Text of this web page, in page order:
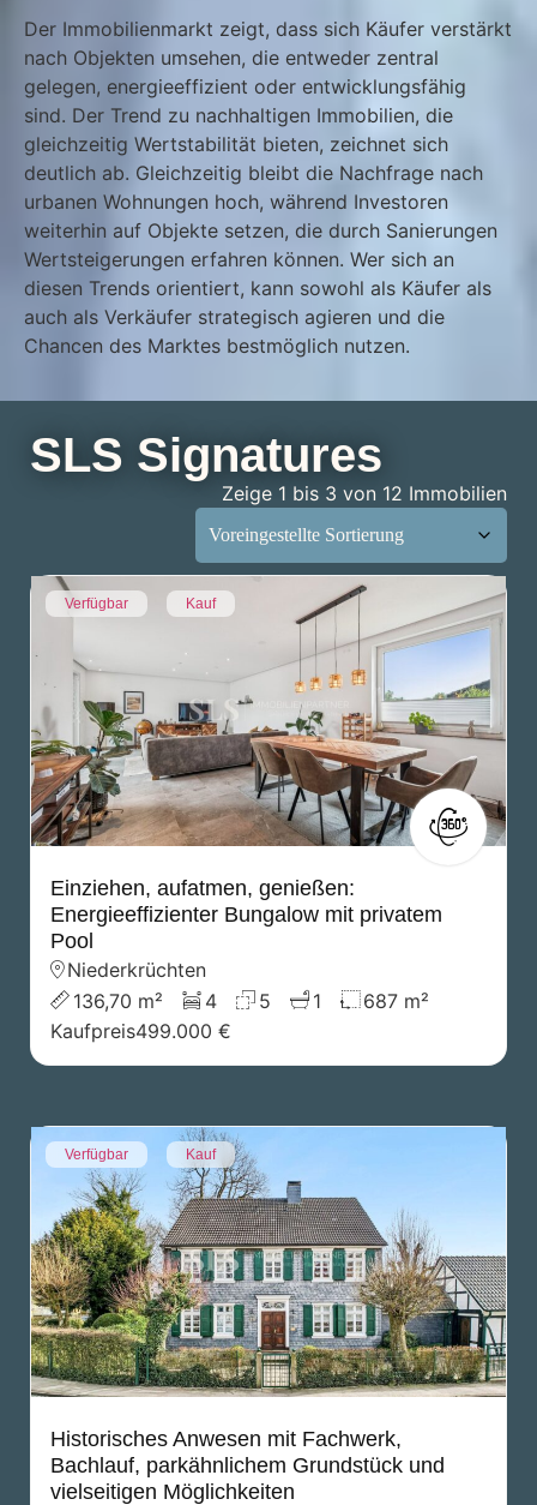
Der Immobilienmarkt zeigt, dass sich Käufer verstärkt
nach Objekten umsehen, die entweder zentral
gelegen, energieeffizient oder entwicklungsfähig
sind. Der Trend zu nachhaltigen Immobilien, die
gleichzeitig Wertstabilität bieten, zeichnet sich
deutlich ab. Gleichzeitig bleibt die Nachfrage nach
urbanen Wohnungen hoch, während Investoren
weiterhin auf Objekte setzen, die durch Sanierungen
Wertsteigerungen erfahren können. Wer sich an
diesen Trends orientiert, kann sowohl als Käufer als
auch als Verkäufer strategisch agieren und die
Chancen des Marktes bestmöglich nutzen.
SLS Signatures
Zeige 1 bis 3 von 12 Immobilien
Verfügbar Kauf
Einziehen, aufatmen, genießen:
Energieeffizienter Bungalow mit privatem
Pool
Niederkrüchten
136,70 m²
4 5 1
687 m²
Kaufpreis499.000 €
Verfügbar Kauf
Historisches Anwesen mit Fachwerk,
Bachlauf, parkähnlichem Grundstück und
vielseitigen Möglichkeiten